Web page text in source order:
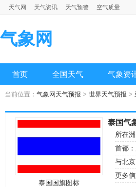
天气网 天气资讯 天气预警 空气质量
气象网
首页 全国天气 气象资
当前位置： 气象网天气预报 > 世界天气预报 >
泰国国旗图标
泰国气
所在
首都
与北
更多信